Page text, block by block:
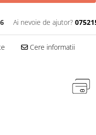
Ai nevoie de ajutor?
Cere informatii